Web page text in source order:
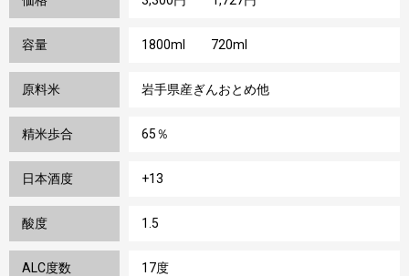
容量 1800ml 720ml
原料米 岩手県産ぎんおとめ他
精米歩合 65％
日本酒度 +13
酸度 1.5
ALC度数 17度